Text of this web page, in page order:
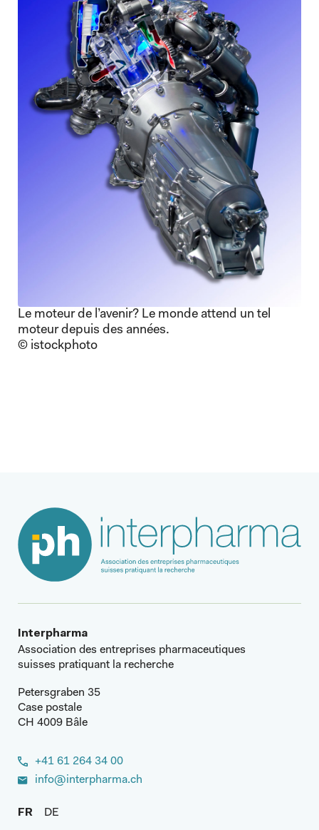
Le moteur de l’avenir? Le monde attend un tel
moteur depuis des années.
© istockphoto
Interpharma
Association des entreprises pharmaceutiques
suisses pratiquant la recherche
Petersgraben 35
Case postale
CH 4009 Bâle
+41 61 264 34 00
info@interpharma.ch
FR DE